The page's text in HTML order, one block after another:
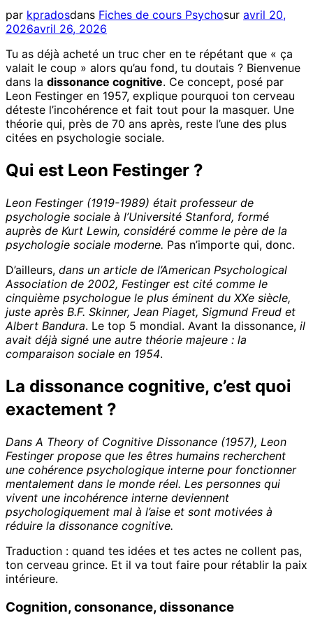
par kpradosdans Fiches de cours Psychosur Publié
avril 20,
2026avril 26, 2026
Tu as déjà acheté un truc cher en te répétant que « ça
valait le coup » alors qu’au fond, tu doutais ? Bienvenue
dans la dissonance cognitive. Ce concept, posé par
Leon Festinger en 1957, explique pourquoi ton cerveau
déteste l’incohérence et fait tout pour la masquer. Une
théorie qui, près de 70 ans après, reste l’une des plus
citées en psychologie sociale.
Qui est Leon Festinger ?
Leon Festinger (1919-1989) était professeur de
psychologie sociale à l’Université Stanford, formé
auprès de Kurt Lewin, considéré comme le père de la
psychologie sociale moderne. Pas n’importe qui, donc.
D’ailleurs, dans un article de l’American Psychological
Association de 2002, Festinger est cité comme le
cinquième psychologue le plus éminent du XXe siècle,
juste après B.F. Skinner, Jean Piaget, Sigmund Freud et
Albert Bandura. Le top 5 mondial. Avant la dissonance, il
avait déjà signé une autre théorie majeure : la
comparaison sociale en 1954.
La dissonance cognitive, c’est quoi
exactement ?
Dans A Theory of Cognitive Dissonance (1957), Leon
Festinger propose que les êtres humains recherchent
une cohérence psychologique interne pour fonctionner
mentalement dans le monde réel. Les personnes qui
vivent une incohérence interne deviennent
psychologiquement mal à l’aise et sont motivées à
réduire la dissonance cognitive.
Traduction : quand tes idées et tes actes ne collent pas,
ton cerveau grince. Et il va tout faire pour rétablir la paix
intérieure.
Cognition, consonance, dissonance